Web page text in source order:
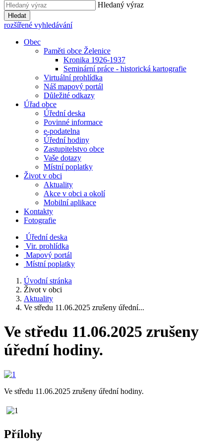
Hledaný výraz
Hledat
rozšířené vyhledávání
Obec
Paměti obce Želenice
Kronika 1926-1937
Seminární práce - historická kartografie
Virtuální prohlídka
Náš mapový portál
Důležité odkazy
Úřad obce
Úřední deska
Povinné informace
e-podatelna
Úřední hodiny
Zastupitelstvo obce
Vaše dotazy
Místní poplatky
Život v obci
Aktuality
Akce v obci a okolí
Mobilní aplikace
Kontakty
Fotografie
Úřední deska
Vir. prohlídka
Mapový portál
Místní poplatky
Úvodní stránka
Život v obci
Aktuality
Ve středu 11.06.2025 zrušeny úřední...
Ve středu 11.06.2025 zrušeny
úřední hodiny.
Ve středu 11.06.2025 zrušeny úřední hodiny.
Přílohy